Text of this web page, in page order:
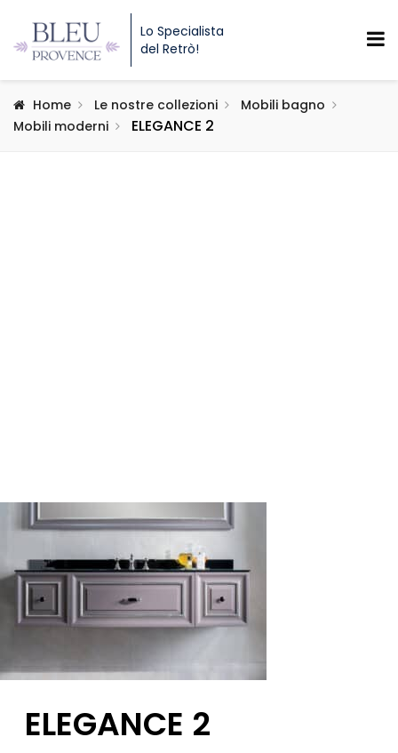
Lo Specialista
del Retrò!
Home Le nostre collezioni
Mobili bagno
Mobili moderni
ELEGANCE 2
ELEGANCE 2